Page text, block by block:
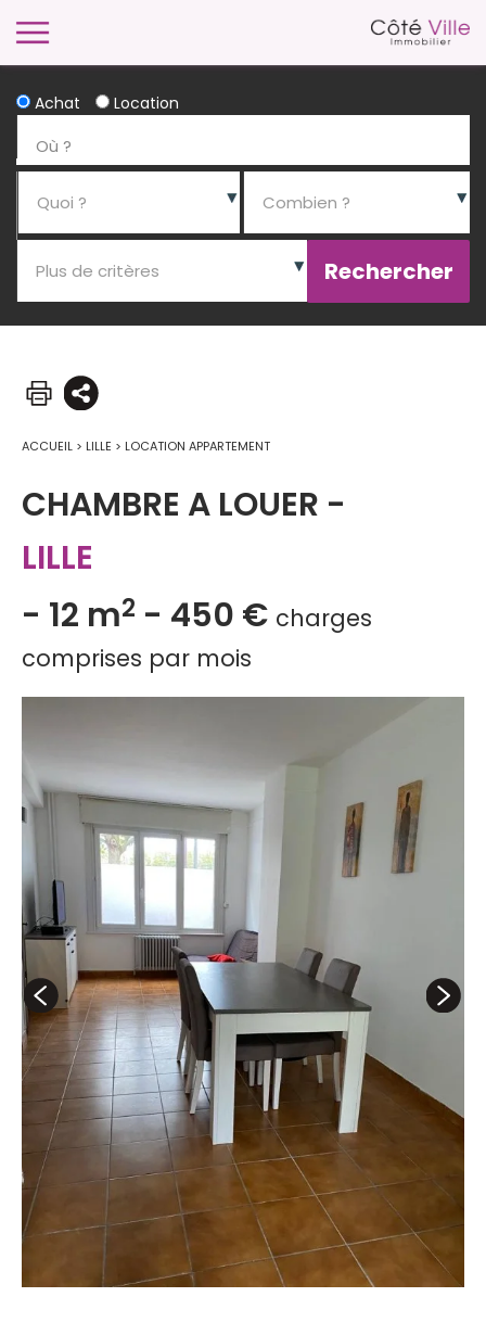
Achat Location
ACCUEIL > LILLE > LOCATION APPARTEMENT
CHAMBRE A LOUER -
LILLE
- 12 m2 - 450 € charges
comprises par mois